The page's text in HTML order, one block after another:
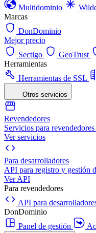
Multidominio
Marcas
DonDominio
Mejor precio
Sectigo
GeoTrust
Herramientas
Herramientas de SSL
Otros servicios
Revendedores
Servicios para
Ver servicios
Para desarrolladores
API para registro y gestión
Ver API
Para revendedores
API para
DonDominio
Panel de gestión